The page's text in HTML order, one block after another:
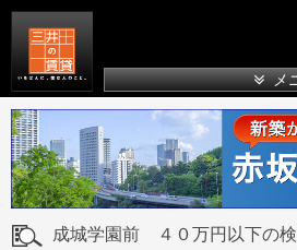
メ
成城学園前 ４０万円以下の